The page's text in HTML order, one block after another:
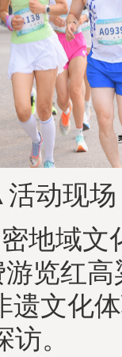
动现场
地域文
览红
遗文化
。